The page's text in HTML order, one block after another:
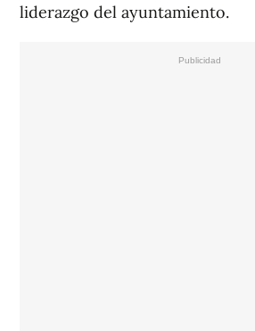
liderazgo del ayuntamiento.